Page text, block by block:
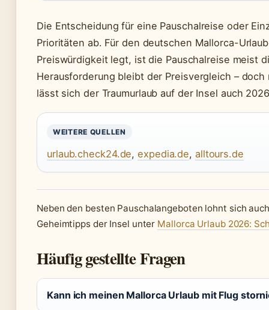
Die Entscheidung für eine Pauschalreise oder
Prioritäten ab. Für den deutschen Mallorca-
Preiswürdigkeit legt, ist die Pauschalreise meist
Herausforderung bleibt der Preisvergleich –
lässt sich der Traumurlaub auf der Insel auch
WEITERE QUELLEN
urlaub.check24.de,expedia.de, alltours.de
Neben den besten Pauschalangeboten lohnt sich
Geheimtipps der Insel unter Mallorca Urlaub 2026:
Häufig gestellte Fragen
Kann ich meinen Mallorca Urlaub mit Flug